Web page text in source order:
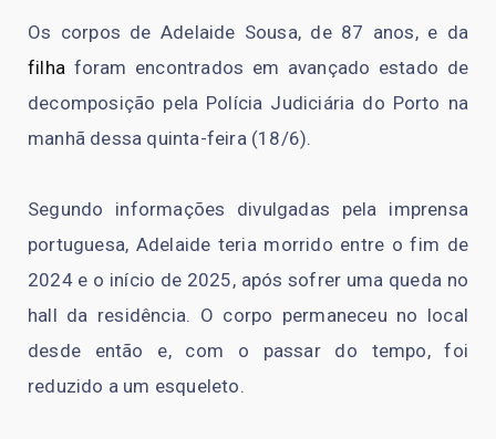
Os corpos de Adelaide Sousa, de 87 anos, e da
filha foram encontrados em avançado estado de
decomposição pela Polícia Judiciária do Porto na
manhã dessa quinta-feira (18/6).
Segundo informações divulgadas pela imprensa
portuguesa, Adelaide teria morrido entre o fim de
2024 e o início de 2025, após sofrer uma queda no
hall da residência. O corpo permaneceu no local
desde então e, com o passar do tempo, foi
reduzido a um esqueleto.